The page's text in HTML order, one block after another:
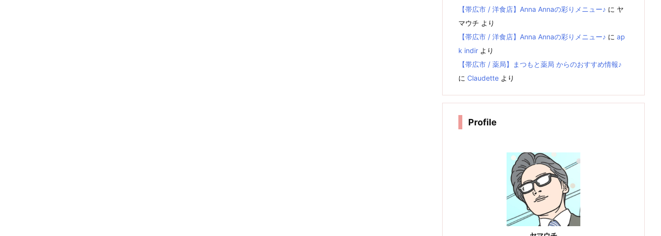
【帯広市 / 洋食店】Anna Annaの彩りメニュー♪ に ヤ
マウチ より
【帯広市 / 洋食店】Anna Annaの彩りメニュー♪ に ap
k indir より
【帯広市 / 薬局】まつもと薬局 からのおすすめ情報♪
に Claudette より
Profile